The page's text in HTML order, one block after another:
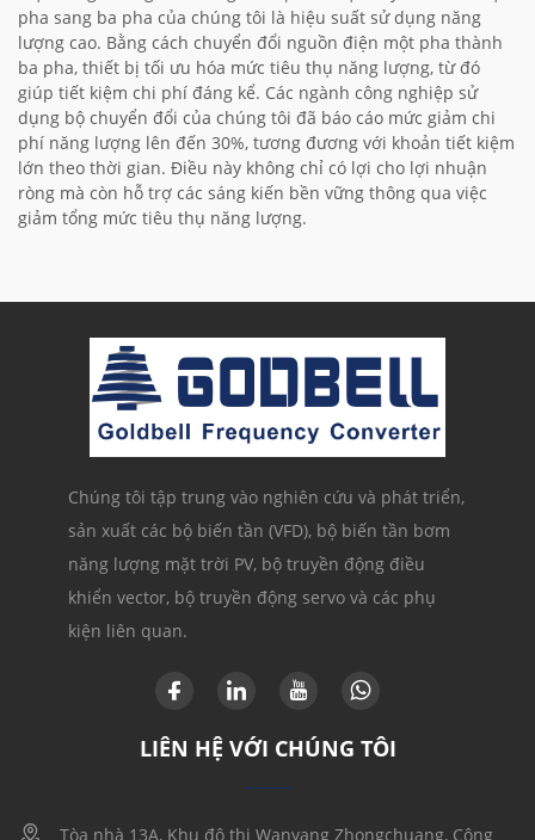
pha sang ba pha của chúng tôi là hiệu suất sử dụng năng
lượng cao. Bằng cách chuyển đổi nguồn điện một pha thành
ba pha, thiết bị tối ưu hóa mức tiêu thụ năng lượng, từ đó
giúp tiết kiệm chi phí đáng kể. Các ngành công nghiệp sử
dụng bộ chuyển đổi của chúng tôi đã báo cáo mức giảm chi
phí năng lượng lên đến 30%, tương đương với khoản tiết kiệm
lớn theo thời gian. Điều này không chỉ có lợi cho lợi nhuận
ròng mà còn hỗ trợ các sáng kiến bền vững thông qua việc
giảm tổng mức tiêu thụ năng lượng.
Chúng tôi tập trung vào nghiên cứu và phát triển,
sản xuất các bộ biến tần (VFD), bộ biến tần bơm
năng lượng mặt trời PV, bộ truyền động điều
khiển vector, bộ truyền động servo và các phụ
kiện liên quan.
LIÊN HỆ VỚI CHÚNG TÔI
Tòa nhà 13A, Khu đô thị Wanyang Zhongchuang, Công